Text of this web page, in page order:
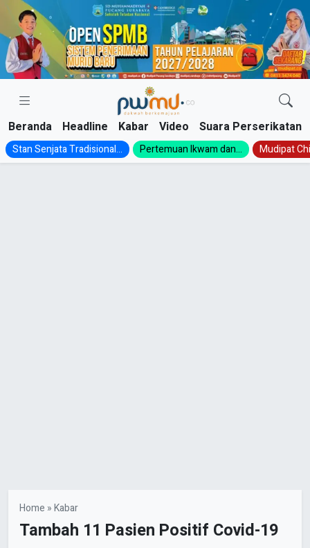
Skip
content
Beranda Headline Kabar Video Suara Perserikatan
Stan Senjata Tradisional... Pertemuan Ikwam dan... Mudipat
Home »Kabar
Tambah 11 Pasien Positif Covid-19